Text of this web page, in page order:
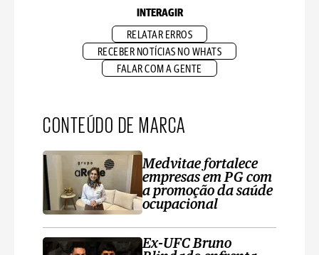
INTERAGIR
RELATAR ERROS
RECEBER NOTÍCIAS NO WHATS
FALAR COM A GENTE
CONTEÚDO DE MARCA
Medvitae fortalece
empresas em PG com
a promoção da saúde
ocupacional
Ex-UFC Bruno